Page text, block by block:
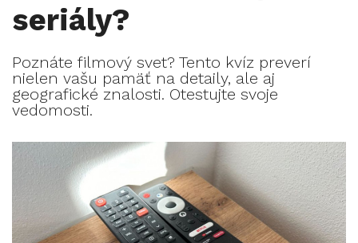
seriály?
Poznáte filmový svet? Tento kvíz preverí
nielen vašu pamäť na detaily, ale aj
geografické znalosti. Otestujte svoje
vedomosti.